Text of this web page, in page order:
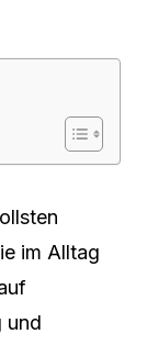
im Alltag
und